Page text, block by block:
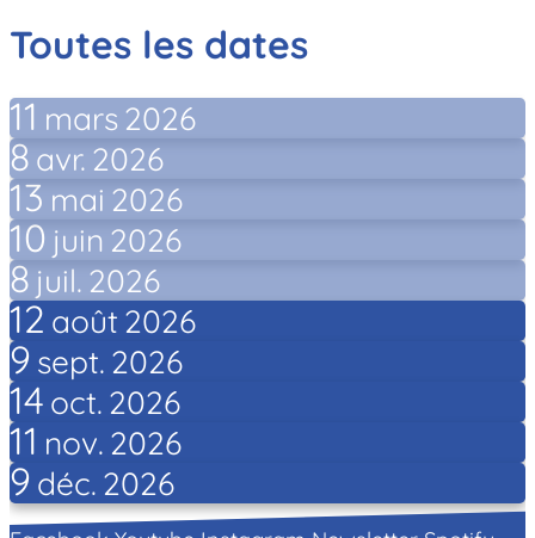
Toutes les dates
11 mars 2026
8 avr. 2026
13 mai 2026
10 juin 2026
8 juil. 2026
12 août 2026
9 sept. 2026
14 oct. 2026
11 nov. 2026
9 déc. 2026